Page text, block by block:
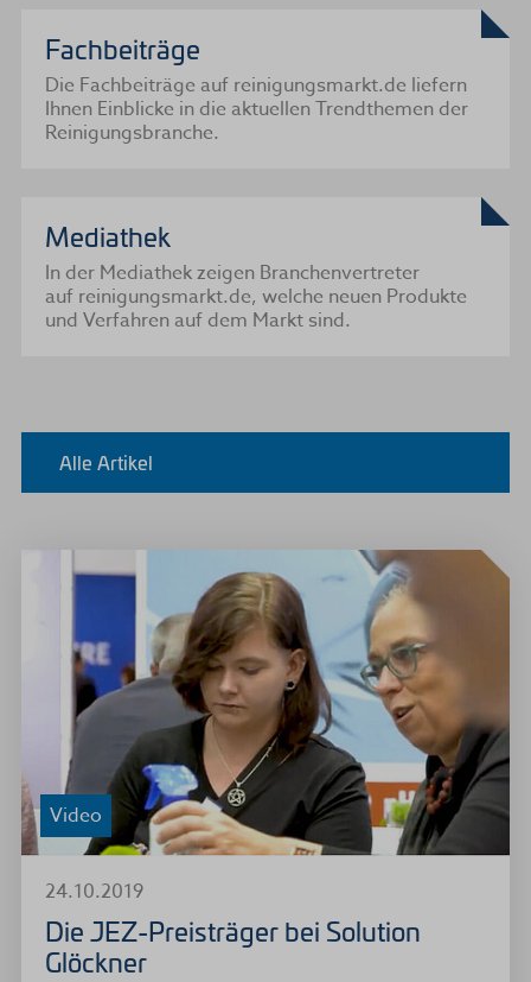
Fachbeiträge
Die Fachbeiträge auf reinigungsmarkt.de liefern
Ihnen Einblicke in die aktuellen Trendthemen der
Reinigungsbranche.
Mediathek
In der Mediathek zeigen Branchenvertreter
auf reinigungsmarkt.de, welche neuen Produkte
und Verfahren auf dem Markt sind.
Alle Artikel
Video
24.10.2019
Die JEZ-Preisträger bei Solution
Glöckner